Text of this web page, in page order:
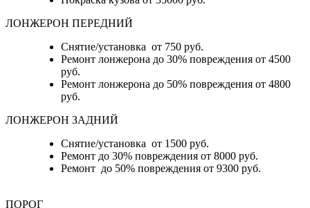
ЛОНЖЕРОН ПЕРЕДНИЙ
Снятие/установка от 750 руб.
Ремонт лонжерона до 30% повреждения от 4500
руб.
Ремонт лонжерона до 50% повреждения от 4800
руб.
ЛОНЖЕРОН ЗАДНИЙ
Снятие/установка от 1500 руб.
Ремонт до 30% повреждения от 8000 руб.
Ремонт до 50% повреждения от 9300 руб.
ПОРОГ